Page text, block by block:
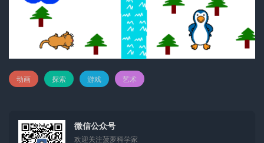
动画 探索 游戏 艺术
微信公众号
欢迎关注菠萝科学家